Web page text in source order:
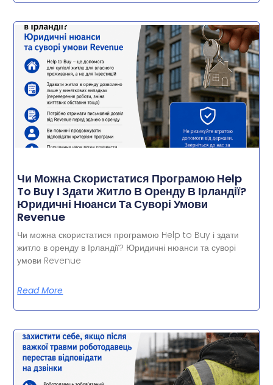
Чи Можна Скористатися Програмою Help
To Buy І Здати Житло В Оренду В Ірландії?
Юридичні Нюанси Та Суворі Умови
Revenue
Чи можна скористатися програмою Help to Buy і здати
житло в оренду в Ірландії? Юридичні нюанси та суворі
умови Revenue
Read More